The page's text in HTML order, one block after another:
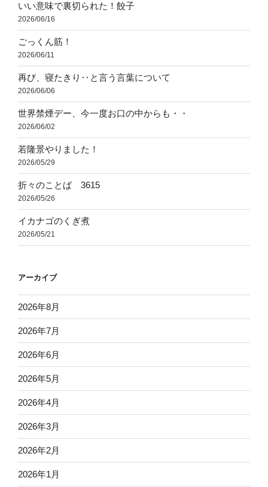
いい意味で裏切られた！餃子
2026/06/16
ごっくん筋！
2026/06/11
再び、寝たきり‥と言う言葉について
2026/06/06
世界禁煙デー、今一度お口の中からも・・
2026/06/02
若隆景やりました！
2026/05/29
折々のことば 3615
2026/05/26
イカナゴのくぎ煮
2026/05/21
アーカイブ
2026年8月
2026年7月
2026年6月
2026年5月
2026年4月
2026年3月
2026年2月
2026年1月